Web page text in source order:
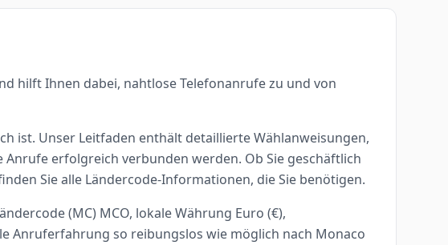
hilft Ihnen dabei, nahtlose Telefonanrufe zu und von
ist. Unser Leitfaden enthält detaillierte Wählanweisungen,
erfolgreich verbunden werden. Ob Sie geschäftlich
Sie alle Ländercode-Informationen, die Sie benötigen.
(MC) MCO, lokale Währung Euro (€),
Anruferfahrung so reibungslos wie möglich nach Monaco